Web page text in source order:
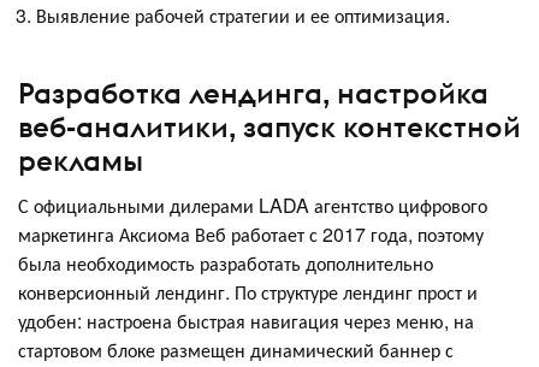
Выявление рабочей стратегии и ее оптимизация.
Разработка лендинга, настройка
веб-аналитики, запуск контекстной
рекламы
С официальными дилерами LADA агентство цифрового
маркетинга Аксиома Веб работает с 2017 года, поэтому
была необходимость разработать дополнительно
конверсионный лендинг. По структуре лендинг прост и
удобен: настроена быстрая навигация через меню, на
стартовом блоке размещен динамический баннер с